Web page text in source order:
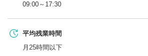
09:00～17:30
平均残業時間
月25時間以下